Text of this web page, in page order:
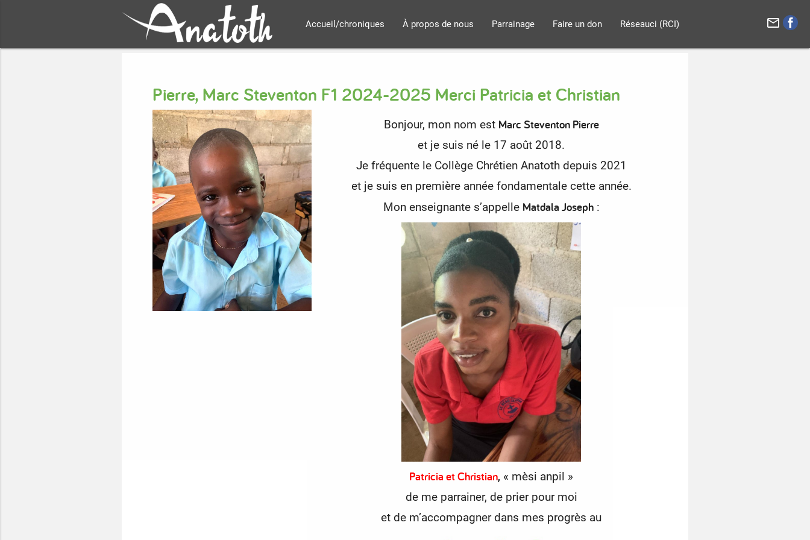
Accueil/chroniques À propos de nous Parrainage Faire un don Réseauci (RCI) mail_outline
Pierre, Marc Steventon F1 2024-2025 Merci Patricia et Christian
Bonjour, mon nom est Marc Steventon Pierre
et je suis né le 17 août 2018.
Je fréquente le Collège Chrétien Anatoth depuis 2021
et je suis en première année fondamentale cette année.
Mon enseignante s’appelle Matdala Joseph:
Patricia et Christian, « mèsi anpil »
de me parrainer, de prier pour moi
et de m’accompagner dans mes progrès au